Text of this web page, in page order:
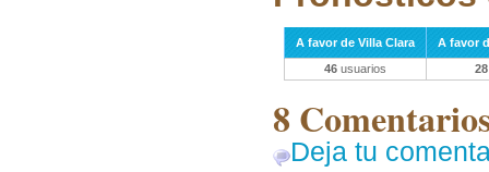
A favor de Villa Clara
A favor
46 usuarios 28
8
Deja tu